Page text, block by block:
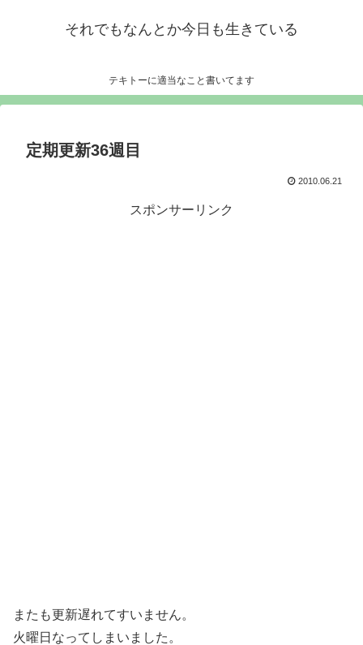
それでもなんとか今日も生きている
テキトーに適当なこと書いてます
定期更新36週目
2010.06.21
スポンサーリンク
またも更新遅れてすいません。
火曜日なってしまいました。